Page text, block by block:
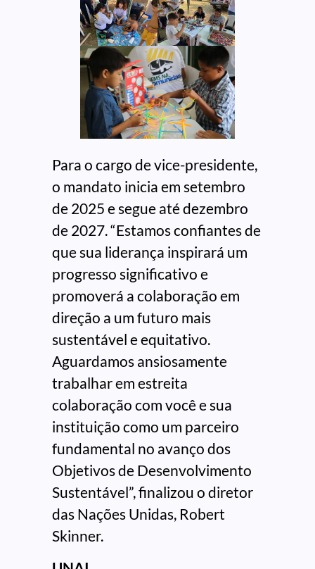
Para o cargo de vice-presidente,
o mandato inicia em setembro
de 2025 e segue até dezembro
de 2027. “Estamos confiantes de
que sua liderança inspirará um
progresso significativo e
promoverá a colaboração em
direção a um futuro mais
sustentável e equitativo.
Aguardamos ansiosamente
trabalhar em estreita
colaboração com você e sua
instituição como um parceiro
fundamental no avanço dos
Objetivos de Desenvolvimento
Sustentável”, finalizou o diretor
das Nações Unidas, Robert
Skinner.